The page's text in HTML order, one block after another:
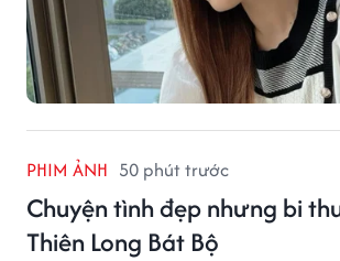
PHIM ẢNH 50 phút trước
Chuyện tình đẹp nhưng bi
Thiên Long Bát Bộ